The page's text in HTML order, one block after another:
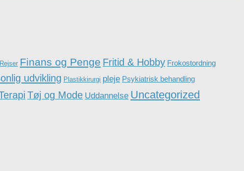
Finans og Penge Fritid & Hobby Frokostordning
udvikling Plastikkirurgi pleje Psykiatrisk behandling
Tøj og Mode Uddannelse Uncategorized